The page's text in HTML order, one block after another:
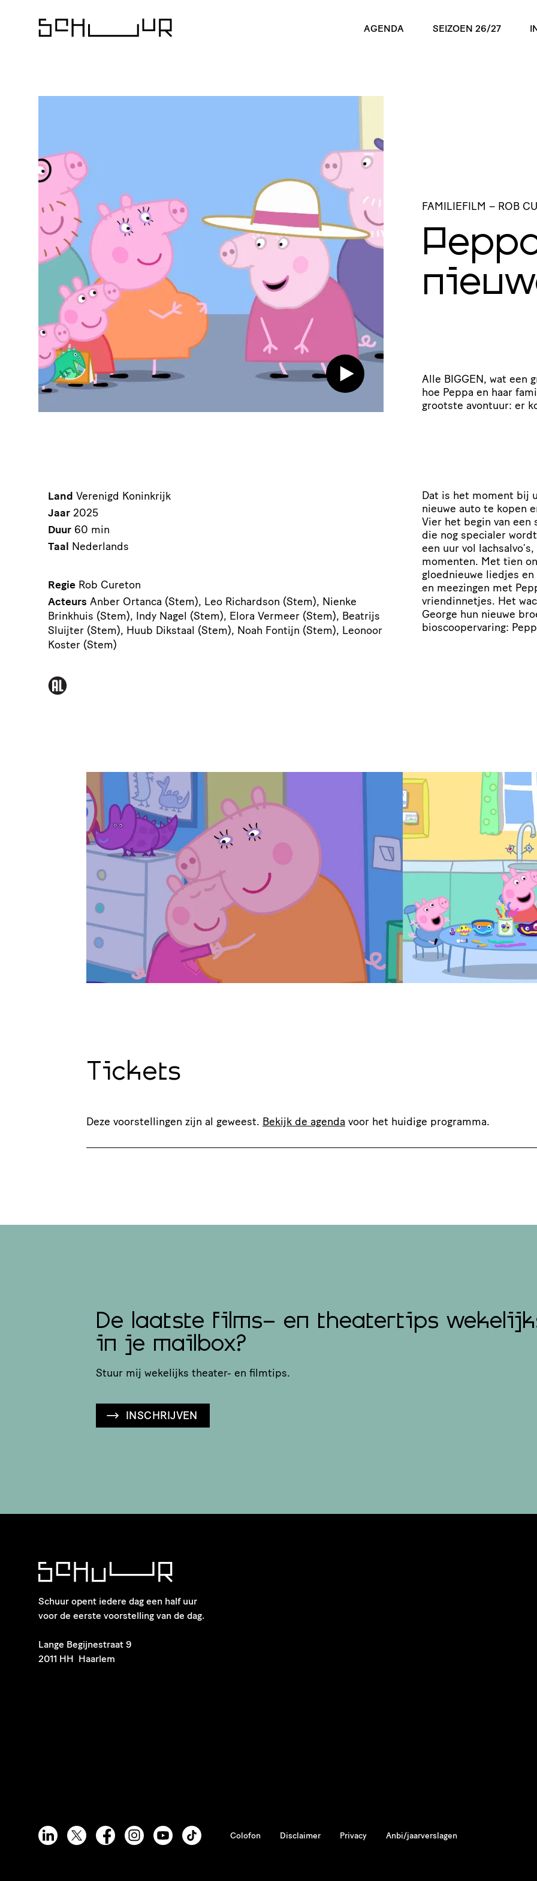
AGENDA SEIZOEN 26/27
FAMILIEFILM – ROB
Alle BIGGEN, wat een
hoe Peppa en haar
grootste avontuur: er
Dat is het moment bij
nieuwe auto te kopen
Vier het begin van een
die nog specialer
een uur vol
momenten. Met tien
gloednieuwe liedjes
en meezingen met
vriendinnetjes. Het
George hun nieuwe
bioscoopervaring:
Land Verenigd Koninkrijk
Jaar 2025
Duur 60 min
Taal Nederlands
Regie Rob Cureton
Acteurs Anber Ortanca (Stem), Leo Richardson (Stem), Nienke
Brinkhuis (Stem), Indy Nagel (Stem), Elora Vermeer (Stem), Beatrijs
Sluijter (Stem), Huub Dikstaal (Stem), Noah Fontijn (Stem), Leonoor
Koster (Stem)
Tickets
Deze voorstellingen zijn al geweest. Bekijk de agenda voor het huidige programma.
De laatste films- en theatertips
in je mailbox?
Stuur mij wekelijks theater- en filmtips.
INSCHRIJVEN
Schuur opent iedere dag een half uur
voor de eerste voorstelling van de dag.
​Lange Begijnestraat 9
2011 HH Haarlem
Colofon Disclaimer Privacy Anbi/jaarverslagen